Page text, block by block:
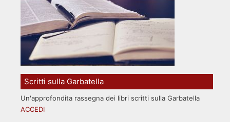
Scritti sulla Garbatella
Un'approfondita rassegna dei libri scritti sulla Garbatella
ACCEDI